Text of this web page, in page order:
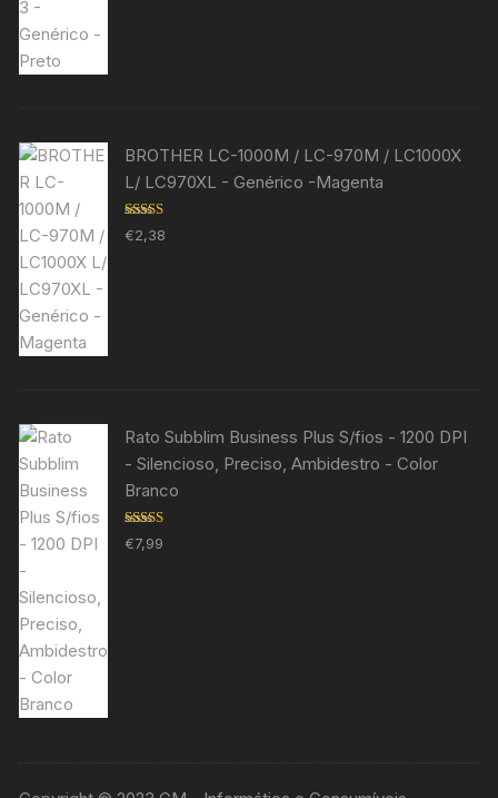
BROTHER LC-1000M / LC-970M / LC1000X
L/ LC970XL - Genérico -Magenta
Avaliação
5.00de 5
€2,38
Rato Subblim Business Plus S/fios - 1200 DPI
- Silencioso, Preciso, Ambidestro - Color
Branco
Avaliação
5.00de 5
€7,99